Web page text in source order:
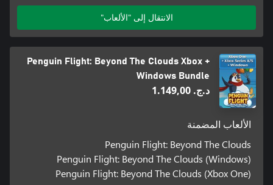
الانتقال إلى "الألعاب"
Penguin Flight: Beyond The Clouds Xbox +
Windows Bundle
د.ج.‏ 1.149,00
الألعاب المضمنة
Penguin Flight: Beyond The Clouds
Penguin Flight: Beyond The Clouds (Windows)
Penguin Flight: Beyond The Clouds (Xbox One)